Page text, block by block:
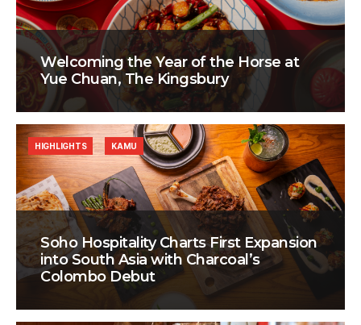
Welcoming the Year of the Horse at
Yue Chuan, The Kingsbury
Soho Hospitality Charts First Expansion
into South Asia with Charcoal’s
Colombo Debut
HIGHLIGHTS KAMU